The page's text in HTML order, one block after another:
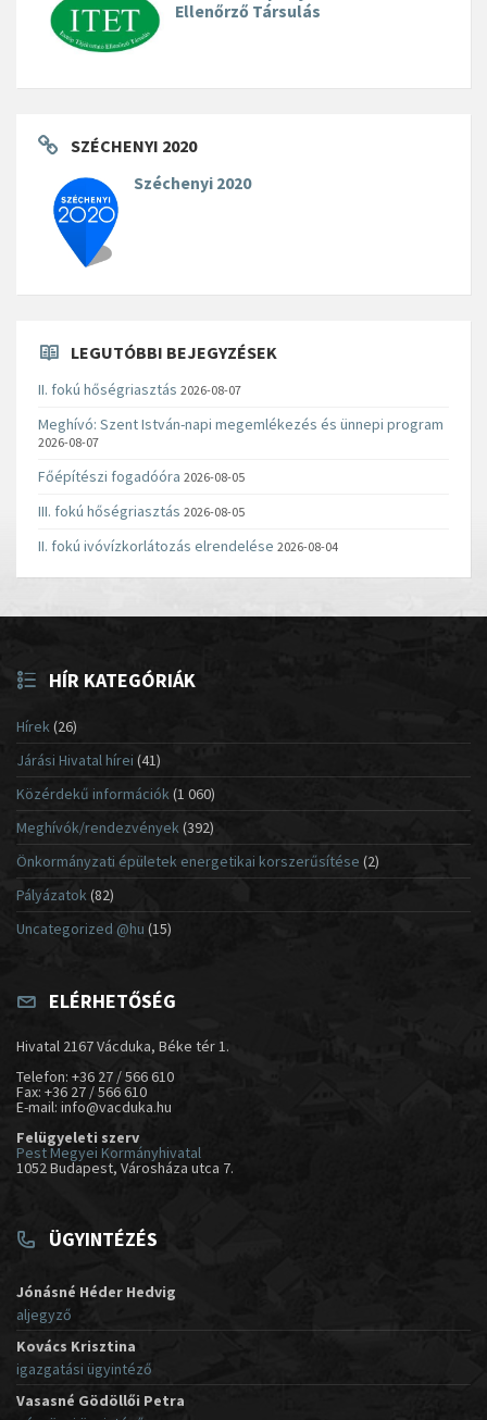
Ellenőrző Társulás
SZÉCHENYI 2020
Széchenyi 2020
LEGUTÓBBI BEJEGYZÉSEK
II. fokú hőségriasztás 2026-08-07
Meghívó: Szent István-napi megemlékezés és ünnepi program
2026-08-07
Főépítészi fogadóóra 2026-08-05
III. fokú hőségriasztás 2026-08-05
II. fokú ivóvízkorlátozás elrendelése 2026-08-04
HÍR KATEGÓRIÁK
Hírek(26)
Járási Hivatal hírei (41)
Közérdekű információk(1 060)
Meghívók/rendezvények (392)
Önkormányzati épületek energetikai korszerűsítése (2)
Pályázatok (82)
Uncategorized @hu (15)
ELÉRHETŐSÉG
Hivatal 2167 Vácduka, Béke tér 1.
Telefon: +36 27 / 566 610
Fax: +36 27 / 566 610
E-mail: info@vacduka.hu
Felügyeleti szerv
Pest Megyei Kormányhivatal
1052 Budapest, Városháza utca 7.
ÜGYINTÉZÉS
Jónásné Héder Hedvig
aljegyző
Kovács Krisztina
igazgatási ügyintéző
Vasasné Gödöllői Petra